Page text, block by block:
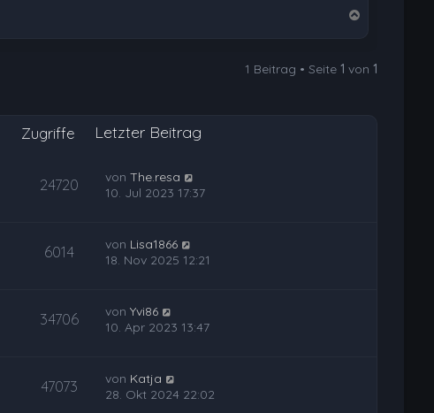
h
1 Beitrag • Seite1 von1
Zugriffe Letzter Beitrag
24720 vonThe.resa
10. Jul 2023 17:37
6014 von Lisa1866
18. Nov 2025 12:21
34706 vonYvi86
10. Apr 2023 13:47
47073 von Katja
28. Okt 2024 22:02